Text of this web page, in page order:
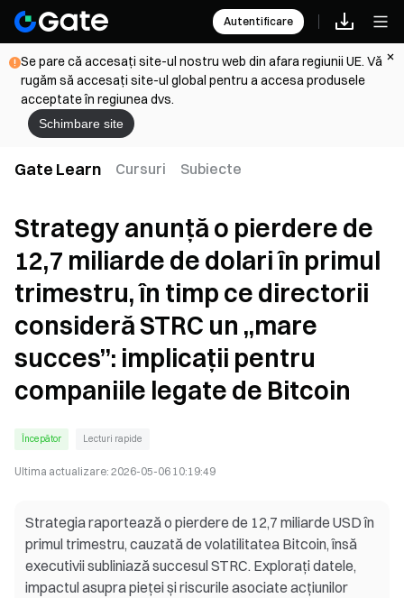
Autentificare
Se pare că accesați site-ul nostru web din afara regiunii UE. Vă
rugăm să accesați site-ul global pentru a accesa produsele
acceptate în regiunea dvs.
Schimbare site
Gate Learn Cursuri Subiecte
Strategy anunță o pierdere de
12,7 miliarde de dolari în primul
trimestru, în timp ce directorii
consideră STRC un „mare
succes”: implicații pentru
companiile legate de Bitcoin
Începător Lecturi rapide
Ultima actualizare: 2026-05-06 10:19:49
Strategia raportează o pierdere de 12,7 miliarde USD în
primul trimestru, cauzată de volatilitatea Bitcoin, însă
executivii subliniază succesul STRC. Explorați datele,
impactul asupra pieței și riscurile asociate acțiunilor